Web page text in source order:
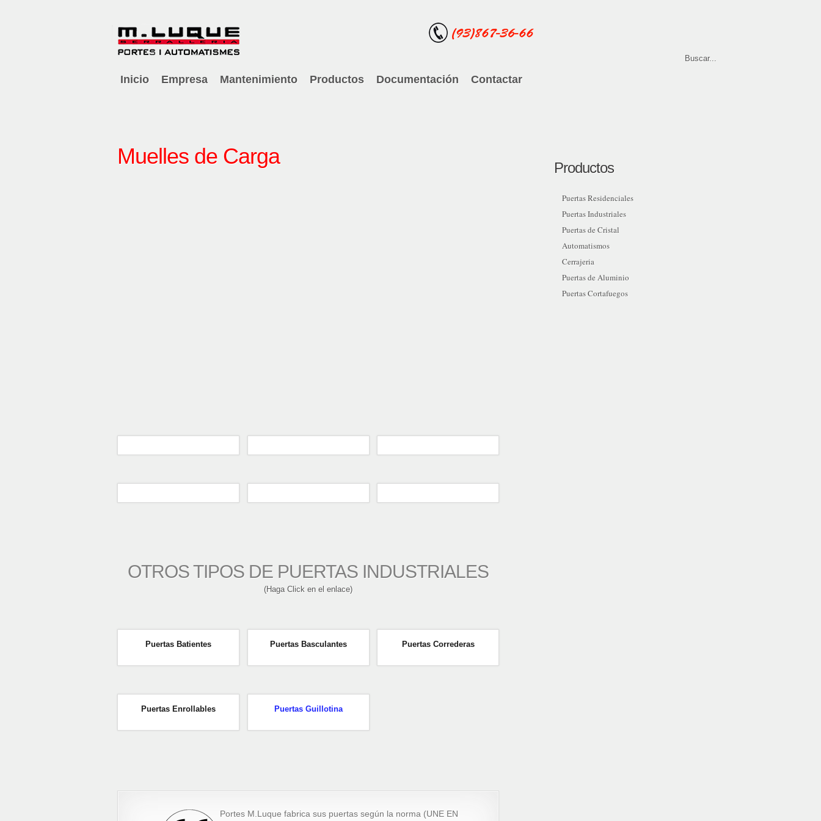
Inicio Empresa Mantenimiento Productos Documentación Contactar
Muelles de Carga
OTROS TIPOS DE PUERTAS INDUSTRIALES
(Haga Click en el enlace)
Puertas Batientes Puertas Basculantes Puertas Correderas
Puertas Enrollables Puertas Guillotina
Portes M.Luque fabrica sus puertas según la norma (UNE EN
Productos
Puertas Residenciales
Puertas Industriales
Puertas de Cristal
Automatismos
Cerrajeria
Puertas de Aluminio
Puertas Cortafuegos